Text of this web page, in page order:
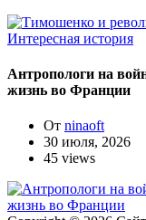
Интересная история
Антропологи на
жизнь во Франции
От ninaoft
30 июля, 2026
45 views